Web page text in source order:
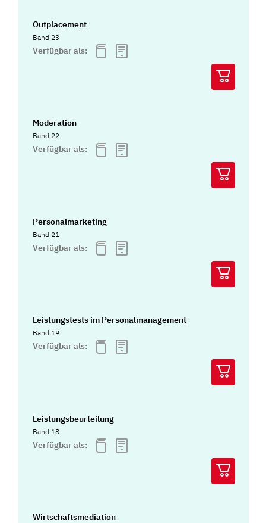
Outplacement
Band 23
Verfügbar als:
Moderation
Band 22
Verfügbar als:
Personalmarketing
Band 21
Verfügbar als:
Leistungstests im Personalmanagement
Band 19
Verfügbar als:
Leistungsbeurteilung
Band 18
Verfügbar als:
Wirtschaftsmediation